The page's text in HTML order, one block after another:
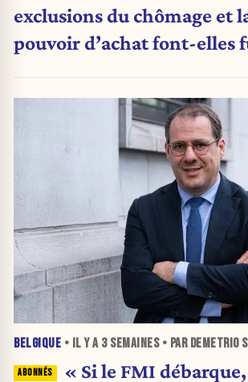
exclusions du chômage et
pouvoir d’achat font-elles
BELGIQUE • IL Y A 3 SEMAINES• PAR DEMETRIO
« Si le FMI débarque,